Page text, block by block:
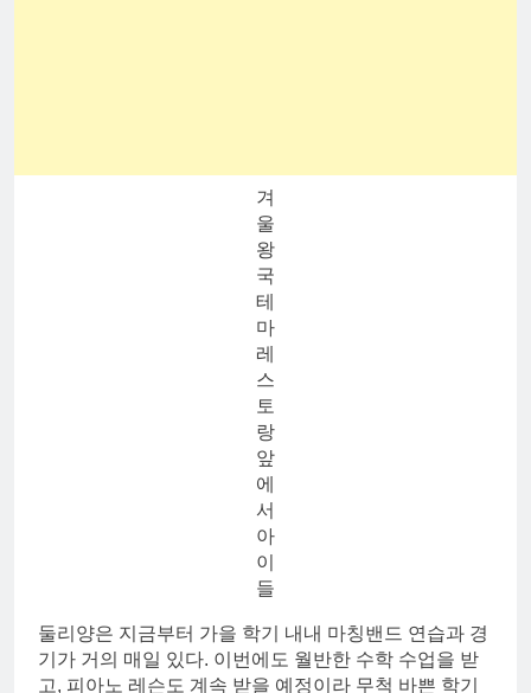
겨
울
왕
국
테
마
레
스
토
랑
앞
에
서
아
이
들
둘리양은 지금부터 가을 학기 내내 마칭밴드 연습과 경
기가 거의 매일 있다. 이번에도 월반한 수학 수업을 받
고, 피아노 레슨도 계속 받을 예정이라 무척 바쁜 학기